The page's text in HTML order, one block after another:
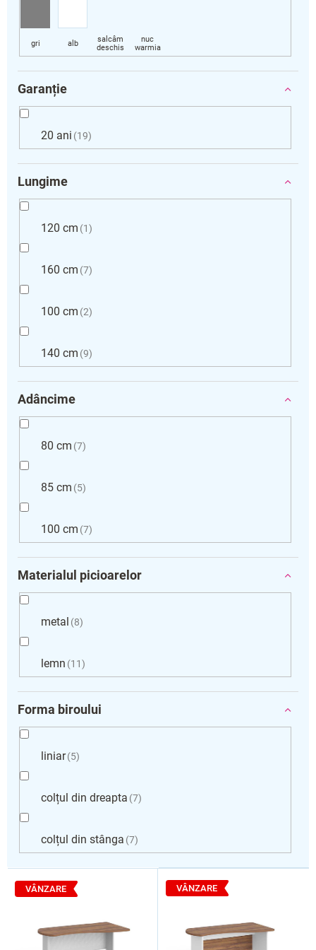
Garanție
20 ani 19
Lungime
120 cm 1
160 cm 7
100 cm 2
140 cm 9
Adâncime
80 cm 7
85 cm 5
100 cm 7
Materialul picioarelor
metal 8
lemn 11
Forma biroului
liniar 5
colțul din dreapta 7
colțul din stânga 7
L
VÂNZARE VÂNZARE